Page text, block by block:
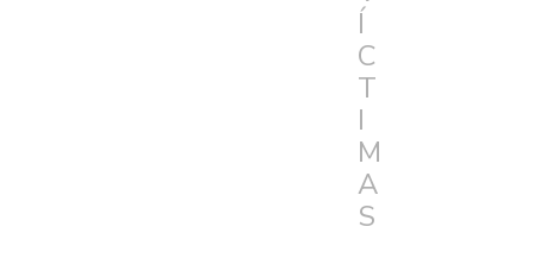
Í
C
T
I
M
A
S